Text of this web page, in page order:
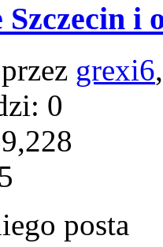
i
grexi6
0
posta